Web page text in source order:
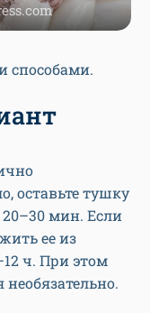
способами.
оставьте тушку
мин. Если
ее из
ч. При этом